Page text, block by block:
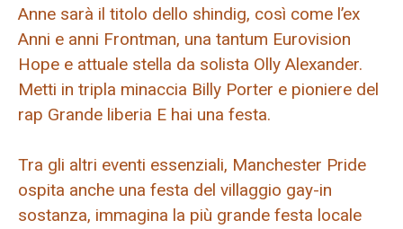
Anne sarà il titolo dello shindig, così come l’ex
Anni e anni Frontman, una tantum Eurovision
Hope e attuale stella da solista Olly Alexander.
Metti in tripla minaccia Billy Porter e pioniere del
rap Grande liberia E hai una festa.
Tra gli altri eventi essenziali, Manchester Pride
ospita anche una festa del villaggio gay-in
sostanza, immagina la più grande festa locale